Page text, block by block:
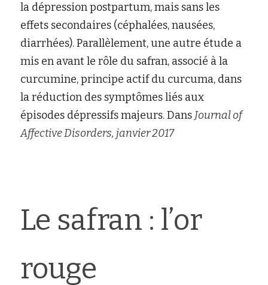
la dépression postpartum, mais sans les
effets secondaires (céphalées, nausées,
diarrhées). Parallèlement, une autre étude a
mis en avant le rôle du safran, associé à la
curcumine, principe actif du curcuma, dans
la réduction des symptômes liés aux
épisodes dépressifs majeurs. Dans Journal of
Affective Disorders, janvier 2017
Le safran : l’or
rouge